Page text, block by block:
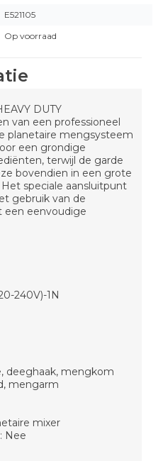
E521105
Op voorraad
DUTY
van een professioneel
planetaire mengsysteem
een grondige
terwijl de garde
bovendien in een grote
speciale aansluitpunt
gebruik van de
een eenvoudige
240V)-1N
deeghaak, mengkom
mengarm
mixer
Nee